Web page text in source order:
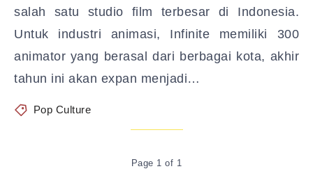
salah satu studio film terbesar di Indonesia.
Untuk industri animasi, Infinite memiliki 300
animator yang berasal dari berbagai kota, akhir
tahun ini akan expan menjadi…
Pop Culture
Page 1 of 1